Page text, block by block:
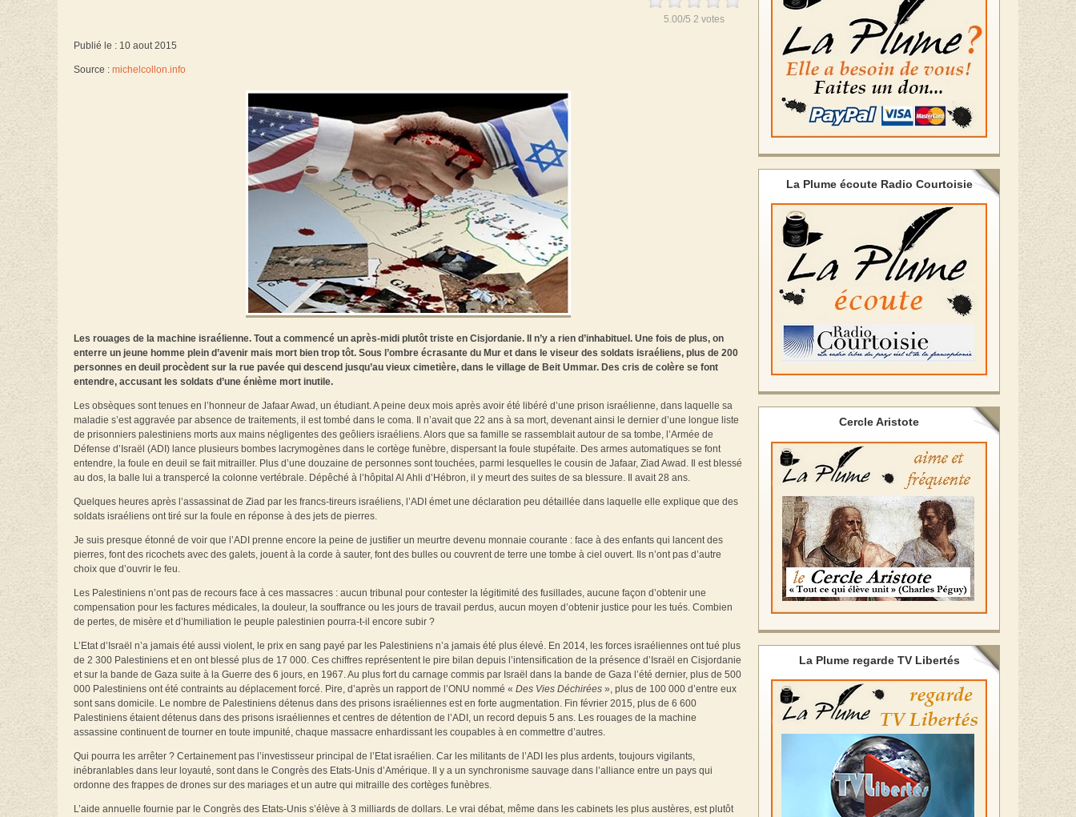
5.00/5 2 votes
Publié le : 10 aout 2015
Source : michelcollon.info
Les rouages de la machine israélienne. Tout a commencé un après-midi plutôt triste en Cisjordanie. Il n’y a rien d’inhabituel. Une fois de plus, on
enterre un jeune homme plein d’avenir mais mort bien trop tôt. Sous l’ombre écrasante du Mur et dans le viseur des soldats israéliens, plus de 200
personnes en deuil procèdent sur la rue pavée qui descend jusqu’au vieux cimetière, dans le village de Beit Ummar. Des cris de colère se font
entendre, accusant les soldats d’une énième mort inutile.
Les obsèques sont tenues en l’honneur de Jafaar Awad, un étudiant. A peine deux mois après avoir été libéré d’une prison israélienne, dans laquelle sa
maladie s’est aggravée par absence de traitements, il est tombé dans le coma. Il n’avait que 22 ans à sa mort, devenant ainsi le dernier d’une longue liste
de prisonniers palestiniens morts aux mains négligentes des geôliers israéliens. Alors que sa famille se rassemblait autour de sa tombe, l’Armée de
Défense d’Israël (ADI) lance plusieurs bombes lacrymogènes dans le cortège funèbre, dispersant la foule stupéfaite. Des armes automatiques se font
entendre, la foule en deuil se fait mitrailler. Plus d’une douzaine de personnes sont touchées, parmi lesquelles le cousin de Jafaar, Ziad Awad. Il est blessé
au dos, la balle lui a transpercé la colonne vertébrale. Dépêché à l’hôpital Al Ahli d’Hébron, il y meurt des suites de sa blessure. Il avait 28 ans.
Quelques heures après l’assassinat de Ziad par les francs-tireurs israéliens, l’ADI émet une déclaration peu détaillée dans laquelle elle explique que des
soldats israéliens ont tiré sur la foule en réponse à des jets de pierres.
Je suis presque étonné de voir que l’ADI prenne encore la peine de justifier un meurtre devenu monnaie courante : face à des enfants qui lancent des
pierres, font des ricochets avec des galets, jouent à la corde à sauter, font des bulles ou couvrent de terre une tombe à ciel ouvert. Ils n’ont pas d’autre
choix que d’ouvrir le feu.
Les Palestiniens n’ont pas de recours face à ces massacres : aucun tribunal pour contester la légitimité des fusillades, aucune façon d’obtenir une
compensation pour les factures médicales, la douleur, la souffrance ou les jours de travail perdus, aucun moyen d’obtenir justice pour les tués. Combien
de pertes, de misère et d’humiliation le peuple palestinien pourra-t-il encore subir ?
L’Etat d’Israël n’a jamais été aussi violent, le prix en sang payé par les Palestiniens n’a jamais été plus élevé. En 2014, les forces israéliennes ont tué plus
de 2 300 Palestiniens et en ont blessé plus de 17 000. Ces chiffres représentent le pire bilan depuis l’intensification de la présence d’Israël en Cisjordanie
et sur la bande de Gaza suite à la Guerre des 6 jours, en 1967. Au plus fort du carnage commis par Israël dans la bande de Gaza l’été dernier, plus de 500
000 Palestiniens ont été contraints au déplacement forcé. Pire, d’après un rapport de l’ONU nommé « Des Vies Déchirées », plus de 100 000 d’entre eux
sont sans domicile. Le nombre de Palestiniens détenus dans des prisons israéliennes est en forte augmentation. Fin février 2015, plus de 6 600
Palestiniens étaient détenus dans des prisons israéliennes et centres de détention de l’ADI, un record depuis 5 ans. Les rouages de la machine
assassine continuent de tourner en toute impunité, chaque massacre enhardissant les coupables à en commettre d’autres.
Qui pourra les arrêter ? Certainement pas l’investisseur principal de l’Etat israélien. Car les militants de l’ADI les plus ardents, toujours vigilants,
inébranlables dans leur loyauté, sont dans le Congrès des Etats-Unis d’Amérique. Il y a un synchronisme sauvage dans l’alliance entre un pays qui
ordonne des frappes de drones sur des mariages et un autre qui mitraille des cortèges funèbres.
L’aide annuelle fournie par le Congrès des Etats-Unis s’élève à 3 milliards de dollars. Le vrai débat, même dans les cabinets les plus austères, est plutôt
La Plume écoute Radio Courtoisie
Cercle Aristote
La Plume regarde TV Libertés